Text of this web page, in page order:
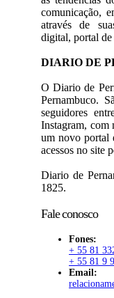
comunicação,
através de
digital, portal de
DIARIO DE
O Diario de
Pernambuco.
seguidores
Instagram, com
um novo portal
acessos no site
Diario de
1825.
Fale conosco
Fones:
+ 55 81
+ 55 81 9
Email: